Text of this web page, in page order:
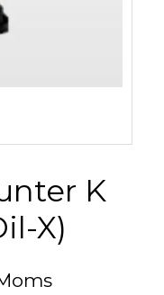
K
X)